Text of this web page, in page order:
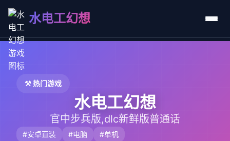
水电工幻想
⚒️ 热门游戏
水电工幻想
官中步兵版,dlc新鲜版普通话
#安卓直装 #电脑 #单机